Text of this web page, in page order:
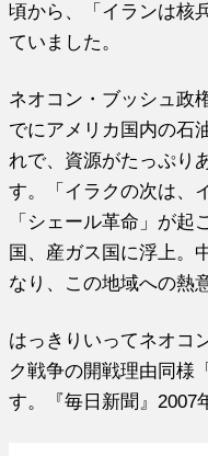
頃から、「イランは核
ていました。
ネオコン・ブッシュ政
でにアメリカ国内の石
れで、資源がたっぷり
す。「イラクの次は、
「シェール革命」が起
国、産ガス国に浮上。
なり、この地域への熱
はっきりいってネオコ
ク戦争の開戦理由同様
す。『毎日新聞』2007